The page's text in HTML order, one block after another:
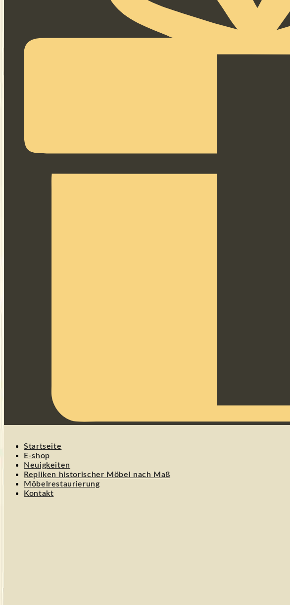
Startseite
E-shop
Neuigkeiten
Repliken historischer Möbel nach Maß
Möbelrestaurierung
Kontakt